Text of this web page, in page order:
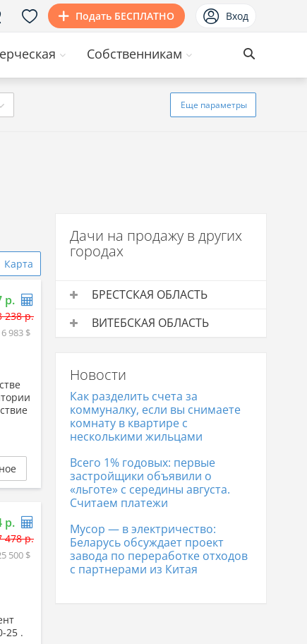
Подать БЕСПЛАТНО Вход
Собственникам
Еще параметры
Карта
р.
238 р.
983 $
р.
478 р.
500 $
25 .
Дачи на продажу в других
городах
БРЕСТСКАЯ ОБЛАСТЬ
ВИТЕБСКАЯ ОБЛАСТЬ
Дачи в Витебске
Новости
Как разделить счета за
коммуналку, если вы снимаете
комнату в квартире с
несколькими жильцами
Всего 1% годовых: первые
застройщики объявили о
«льготе» с середины августа.
Считаем платежи
Мусор — в электричество:
Беларусь обсуждает проект
завода по переработке отходов
с партнерами из Китая